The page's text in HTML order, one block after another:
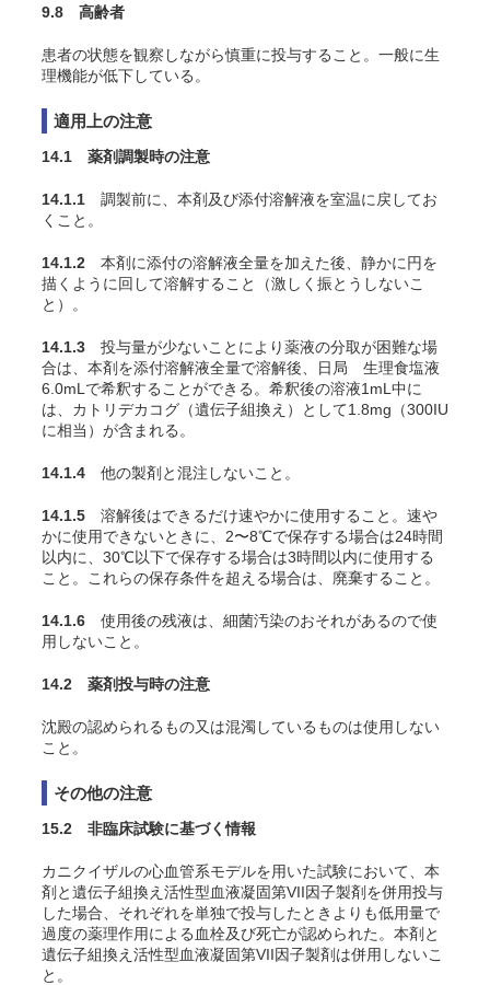
9.8 高齢者
患者の状態を観察しながら慎重に投与すること。一般に生
理機能が低下している。
適用上の注意
14.1 薬剤調製時の注意
14.1.1 調製前に、本剤及び添付溶解液を室温に戻してお
くこと。
14.1.2 本剤に添付の溶解液全量を加えた後、静かに円を
描くように回して溶解すること（激しく振とうしないこ
と）。
14.1.3 投与量が少ないことにより薬液の分取が困難な場
合は、本剤を添付溶解液全量で溶解後、日局 生理食塩液
6.0mLで希釈することができる。希釈後の溶液1mL中に
は、カトリデカコグ（遺伝子組換え）として1.8mg（300IU
に相当）が含まれる。
14.1.4 他の製剤と混注しないこと。
14.1.5 溶解後はできるだけ速やかに使用すること。速や
かに使用できないときに、2〜8℃で保存する場合は24時間
以内に、30℃以下で保存する場合は3時間以内に使用する
こと。これらの保存条件を超える場合は、廃棄すること。
14.1.6 使用後の残液は、細菌汚染のおそれがあるので使
用しないこと。
14.2 薬剤投与時の注意
沈殿の認められるもの又は混濁しているものは使用しない
こと。
その他の注意
15.2 非臨床試験に基づく情報
カニクイザルの心血管系モデルを用いた試験において、本
剤と遺伝子組換え活性型血液凝固第VII因子製剤を併用投与
した場合、それぞれを単独で投与したときよりも低用量で
過度の薬理作用による血栓及び死亡が認められた 。本剤と
遺伝子組換え活性型血液凝固第VII因子製剤は併用しないこ
と。